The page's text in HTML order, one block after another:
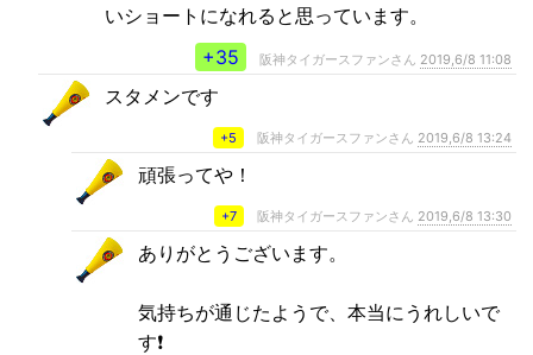
いショートになれると思っています。
+35
阪神タイガースファンさん 2019,6/8 11:08
スタメンです
+5 阪神タイガースファンさん 2019,6/8 13:24
頑張ってや！
+7 阪神タイガースファンさん 2019,6/8 13:30
ありがとうございます。
気持ちが通じたようで、本当にうれしいで
す❗